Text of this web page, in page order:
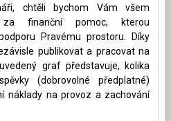
chtěli bychom Vám všem
za finanční pomoc, kterou
Pravému prostoru. Díky
publikovat a pracovat na
graf představuje, kolika
(dobrovolné předplatné)
náklady na provoz a zachování